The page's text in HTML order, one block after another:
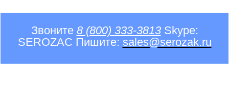
Звоните 8 (800) 333-3813 Skype:
SEROZAC Пишите: sales@serozak.ru